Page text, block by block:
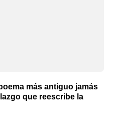
más antiguo jamás
que reescribe la